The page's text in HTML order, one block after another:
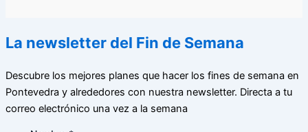
La newsletter del Fin de Semana
Descubre los mejores planes que hacer los fines de semana en
Pontevedra y alrededores con nuestra newsletter. Directa a tu
correo electrónico una vez a la semana